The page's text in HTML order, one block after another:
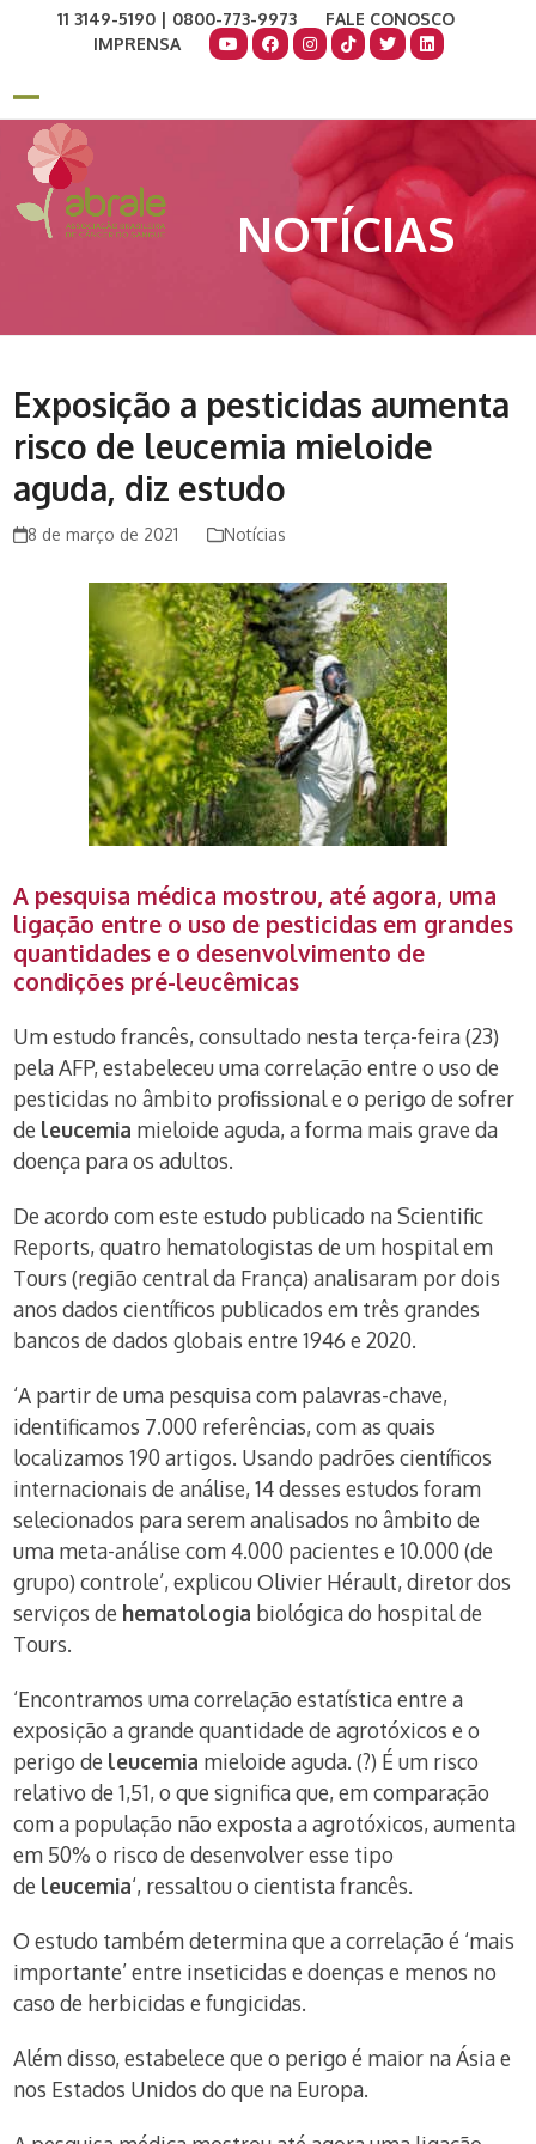
11 3149-5190 | 0800-773-9973
FALE CONOSCO
IMPRENSA
Open
mobile
menu
Close
mobile
menu
NOTÍCIAS
Exposição a pesticidas aumenta
risco de leucemia mieloide
aguda, diz estudo
8 de março de 2021 Notícias
A pesquisa médica mostrou, até agora, uma
ligação entre o uso de pesticidas em grandes
quantidades e o desenvolvimento de
condições pré-leucêmicas
Um estudo francês, consultado nesta terça-feira (23)
pela AFP, estabeleceu uma correlação entre o uso de
pesticidas no âmbito profissional e o perigo de sofrer
de leucemia mieloide aguda, a forma mais grave da
doença para os adultos.
De acordo com este estudo publicado na Scientific
Reports, quatro hematologistas de um hospital em
Tours (região central da França) analisaram por dois
anos dados científicos publicados em três grandes
bancos de dados globais entre 1946 e 2020.
‘A partir de uma pesquisa com palavras-chave,
identificamos 7.000 referências, com as quais
localizamos 190 artigos. Usando padrões científicos
internacionais de análise, 14 desses estudos foram
selecionados para serem analisados no âmbito de
uma meta-análise com 4.000 pacientes e 10.000 (de
grupo) controle’, explicou Olivier Hérault, diretor dos
serviços de hematologia biológica do hospital de
Tours.
‘Encontramos uma correlação estatística entre a
exposição a grande quantidade de agrotóxicos e o
perigo de leucemia mieloide aguda. (?) É um risco
relativo de 1,51, o que significa que, em comparação
com a população não exposta a agrotóxicos, aumenta
em 50% o risco de desenvolver esse tipo
de leucemia‘, ressaltou o cientista francês.
O estudo também determina que a correlação é ‘mais
importante’ entre inseticidas e doenças e menos no
caso de herbicidas e fungicidas.
Além disso, estabelece que o perigo é maior na Ásia e
nos Estados Unidos do que na Europa.